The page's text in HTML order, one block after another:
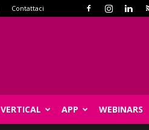
Contattaci
VERTICAL APP WEBINARS